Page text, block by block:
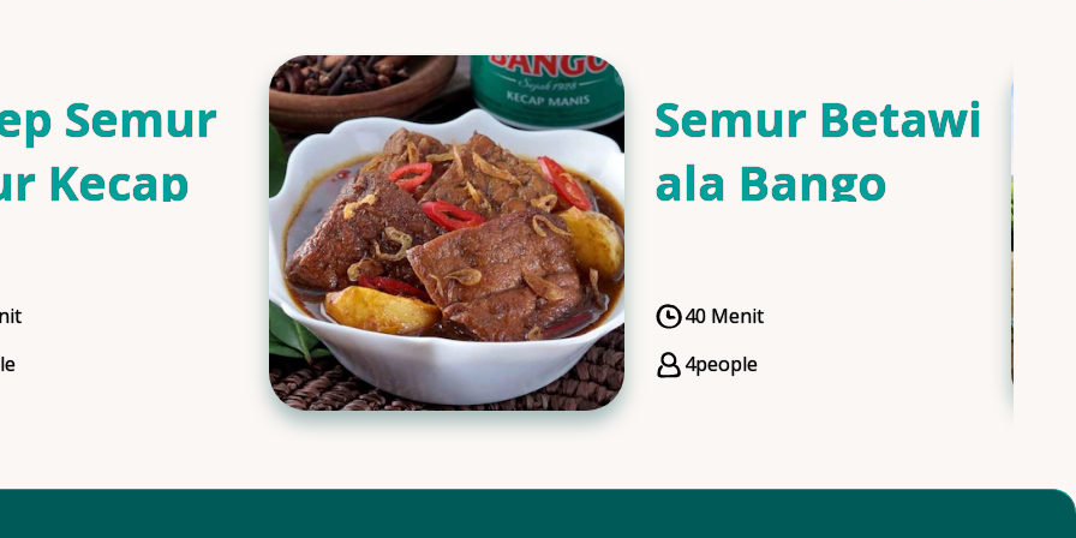
Semur
Kecap
Semur Betawi
ala Bango
CookingTime
40 Menit
Servings
4people